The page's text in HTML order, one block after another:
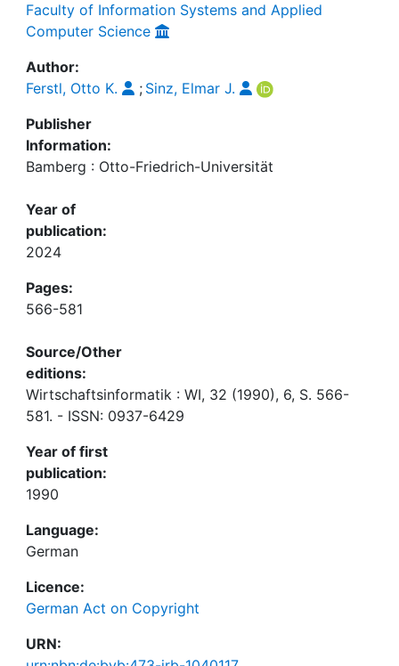
Faculty of Information Systems and Applied
Computer Science
Author:
Ferstl, Otto K.
; Sinz, Elmar J.
Publisher
Information:
Bamberg : Otto-Friedrich-Universität
Year of
publication:
2024
Pages:
566-581
Source/Other
editions:
Wirtschaftsinformatik : WI, 32 (1990), 6, S. 566-
581. - ISSN: 0937-6429
Year of first
publication:
1990
Language:
German
Licence:
German Act on Copyright
URN: